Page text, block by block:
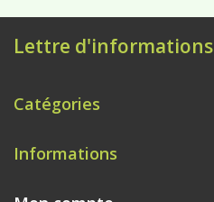
Lettre d'informations
Catégories
Informations